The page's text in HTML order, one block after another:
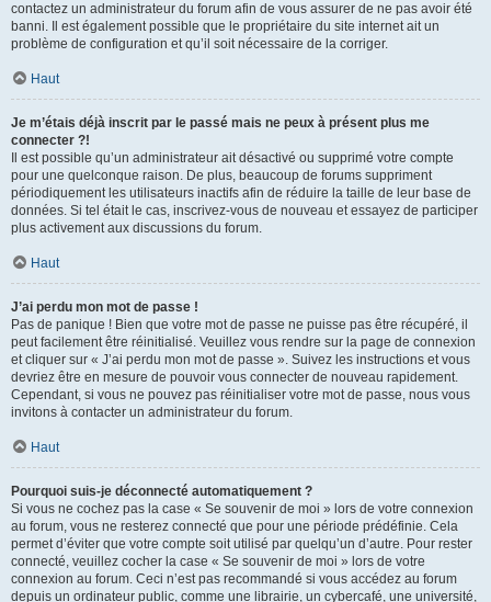
contactez un administrateur du forum afin de vous assurer de ne pas avoir été
banni. Il est également possible que le propriétaire du site internet ait un
problème de configuration et qu’il soit nécessaire de la corriger.
Haut
Je m’étais déjà inscrit par le passé mais ne peux à présent plus me
connecter ?!
Il est possible qu’un administrateur ait désactivé ou supprimé votre compte
pour une quelconque raison. De plus, beaucoup de forums suppriment
périodiquement les utilisateurs inactifs afin de réduire la taille de leur base de
données. Si tel était le cas, inscrivez-vous de nouveau et essayez de participer
plus activement aux discussions du forum.
Haut
J’ai perdu mon mot de passe !
Pas de panique ! Bien que votre mot de passe ne puisse pas être récupéré, il
peut facilement être réinitialisé. Veuillez vous rendre sur la page de connexion
et cliquer sur « J’ai perdu mon mot de passe ». Suivez les instructions et vous
devriez être en mesure de pouvoir vous connecter de nouveau rapidement.
Cependant, si vous ne pouvez pas réinitialiser votre mot de passe, nous vous
invitons à contacter un administrateur du forum.
Haut
Pourquoi suis-je déconnecté automatiquement ?
Si vous ne cochez pas la case « Se souvenir de moi » lors de votre connexion
au forum, vous ne resterez connecté que pour une période prédéfinie. Cela
permet d’éviter que votre compte soit utilisé par quelqu’un d’autre. Pour rester
connecté, veuillez cocher la case « Se souvenir de moi » lors de votre
connexion au forum. Ceci n’est pas recommandé si vous accédez au forum
depuis un ordinateur public, comme une librairie, un cybercafé, une université,